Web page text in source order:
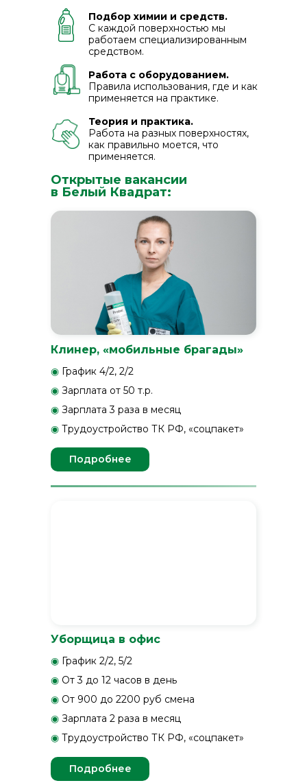
Подбор химии и средств.
С каждой поверхностью мы
работаем специализированным
средством.
Работа с оборудованием.
Правила использования, где и как
применяется на практике.
Теория и практика.
Работа на разных поверхностях,
как правильно моется, что
применяется.
Открытые вакансии
в Белый Квадрат:
Клинер, «мобильные брагады»
◉ График 4/2, 2/2
◉ Зарплата от 50 т.р.
◉ Зарплата 3 раза в месяц
◉ Трудоустройство ТК РФ, «соцпакет»
Подробнее
Уборщица в офис
◉ График 2/2, 5/2
◉ От 3 до 12 часов в день
◉ От 900 до 2200 руб смена
◉ Зарплата 2 раза в месяц
◉ Трудоустройство ТК РФ, «соцпакет»
Подробнее